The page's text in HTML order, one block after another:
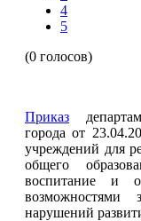
4
5
(0 голосов)
Приказ
города от
учреждений для
общего
воспитание и
нарушений